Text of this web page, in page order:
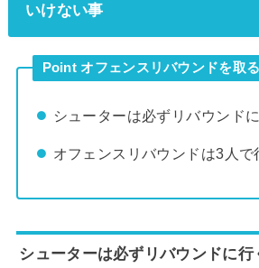
いけない事
Point オフェンスリバウンドを取る
シューターは必ずリバウンドに
オフェンスリバウンドは3人で
シューターは必ずリバウンドに行